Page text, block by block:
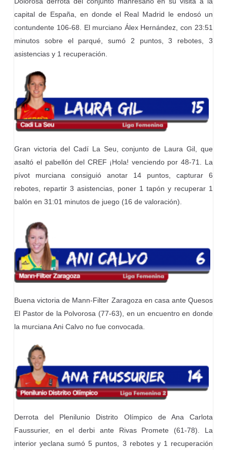
capital de España, en donde el Real Madrid le endosó un
contundente 106-68. El murciano Álex Hernández, con 23:51
minutos sobre el parqué, sumó 2 puntos, 3 rebotes, 3
asistencias y 1 recuperación.
Gran victoria del Cadí La Seu, conjunto de Laura Gil, que
asaltó el pabellón del CREF ¡Hola! venciendo por 48-71. La
pívot murciana consiguió anotar 14 puntos, capturar 6
rebotes, repartir 3 asistencias, poner 1 tapón y recuperar 1
balón en 31:01 minutos de juego (16 de valoración).
Buena victoria de Mann-Filter Zaragoza en casa ante Quesos
El Pastor de la Polvorosa (77-63), en un encuentro en donde
la murciana Ani Calvo no fue convocada.
Derrota del Plenilunio Distrito Olímpico de Ana Carlota
Faussurier, en el derbi ante Rivas Promete (61-78). La
interior yeclana sumó 5 puntos, 3 rebotes y 1 recuperación